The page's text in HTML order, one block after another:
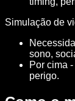
Simulação de
sono,
Por cima
perigo.